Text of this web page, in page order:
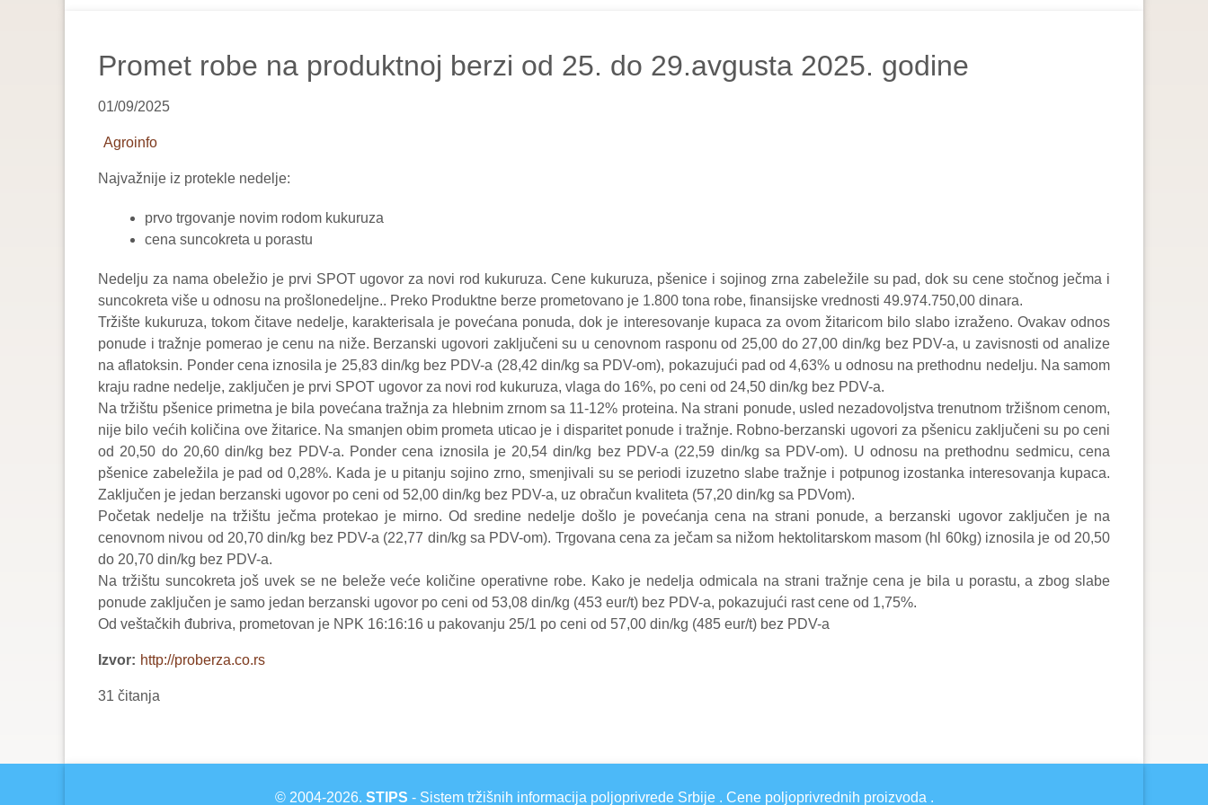
Promet robe na produktnoj berzi od 25. do 29.avgusta 2025. godine
01/09/2025
Agroinfo
Najvažnije iz protekle nedelje:
prvo trgovanje novim rodom kukuruza
cena suncokreta u porastu
Nedelju za nama obeležio je prvi SPOT ugovor za novi rod kukuruza. Cene kukuruza, pšenice i sojinog zrna zabeležile su pad, dok su cene stočnog ječma i
suncokreta više u odnosu na prošlonedeljne.. Preko Produktne berze prometovano je 1.800 tona robe, finansijske vrednosti 49.974.750,00 dinara.
Tržište kukuruza, tokom čitave nedelje, karakterisala je povećana ponuda, dok je interesovanje kupaca za ovom žitaricom bilo slabo izraženo. Ovakav odnos
ponude i tražnje pomerao je cenu na niže. Berzanski ugovori zaključeni su u cenovnom rasponu od 25,00 do 27,00 din/kg bez PDV-a, u zavisnosti od analize
na aflatoksin. Ponder cena iznosila je 25,83 din/kg bez PDV-a (28,42 din/kg sa PDV-om), pokazujući pad od 4,63% u odnosu na prethodnu nedelju. Na samom
kraju radne nedelje, zaključen je prvi SPOT ugovor za novi rod kukuruza, vlaga do 16%, po ceni od 24,50 din/kg bez PDV-a.
Na tržištu pšenice primetna je bila povećana tražnja za hlebnim zrnom sa 11-12% proteina. Na strani ponude, usled nezadovoljstva trenutnom tržišnom cenom,
nije bilo većih količina ove žitarice. Na smanjen obim prometa uticao je i disparitet ponude i tražnje. Robno-berzanski ugovori za pšenicu zaključeni su po ceni
od 20,50 do 20,60 din/kg bez PDV-a. Ponder cena iznosila je 20,54 din/kg bez PDV-a (22,59 din/kg sa PDV-om). U odnosu na prethodnu sedmicu, cena
pšenice zabeležila je pad od 0,28%. Kada je u pitanju sojino zrno, smenjivali su se periodi izuzetno slabe tražnje i potpunog izostanka interesovanja kupaca.
Zaključen je jedan berzanski ugovor po ceni od 52,00 din/kg bez PDV-a, uz obračun kvaliteta (57,20 din/kg sa PDVom).
Početak nedelje na tržištu ječma protekao je mirno. Od sredine nedelje došlo je povećanja cena na strani ponude, a berzanski ugovor zaključen je na
cenovnom nivou od 20,70 din/kg bez PDV-a (22,77 din/kg sa PDV-om). Trgovana cena za ječam sa nižom hektolitarskom masom (hl 60kg) iznosila je od 20,50
do 20,70 din/kg bez PDV-a.
Na tržištu suncokreta još uvek se ne beleže veće količine operativne robe. Kako je nedelja odmicala na strani tražnje cena je bila u porastu, a zbog slabe
ponude zaključen je samo jedan berzanski ugovor po ceni od 53,08 din/kg (453 eur/t) bez PDV-a, pokazujući rast cene od 1,75%.
Od veštačkih đubriva, prometovan je NPK 16:16:16 u pakovanju 25/1 po ceni od 57,00 din/kg (485 eur/t) bez PDV-a
Izvor http://proberza.co.rs
31 čitanja
© 2004-2026. STIPS - Sistem tržišnih informacija poljoprivrede Srbije . Cene poljoprivrednih proizvoda .